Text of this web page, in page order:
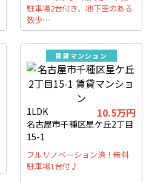
駐車場2台付き、地下室のある
数少…
賃貸マンション
1LDK 10.5万円
名古屋市千種区星ケ丘2丁目
15-1
フルリノベーション済！無料
駐車場1台付♪